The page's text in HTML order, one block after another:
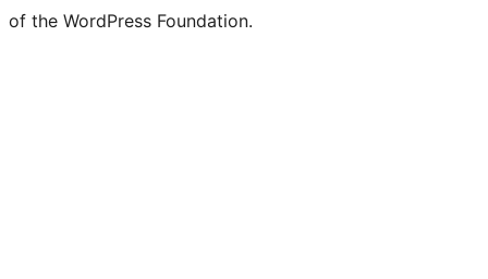
of the WordPress Foundation.